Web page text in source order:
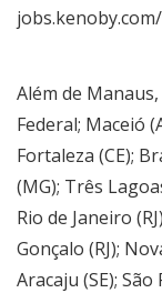
Além de
Federal; Maceió
Fortaleza (CE);
(MG); Três
Rio de Janeiro
Gonçalo (RJ);
Aracaju (SE); São